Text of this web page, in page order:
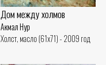
Дом между холмов
Акмал Нур
Холст, масло (61x71) - 2009 год